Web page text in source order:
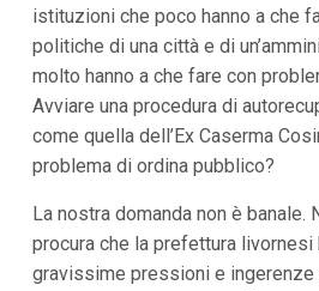
istituzioni che poco hanno a che
politiche di una città e di
molto hanno a che fare con
Avviare una procedura di
come quella dell’Ex Caserma
problema di ordina pubblico?
La nostra domanda non è banale.
procura che la prefettura livornesi
gravissime pressioni e